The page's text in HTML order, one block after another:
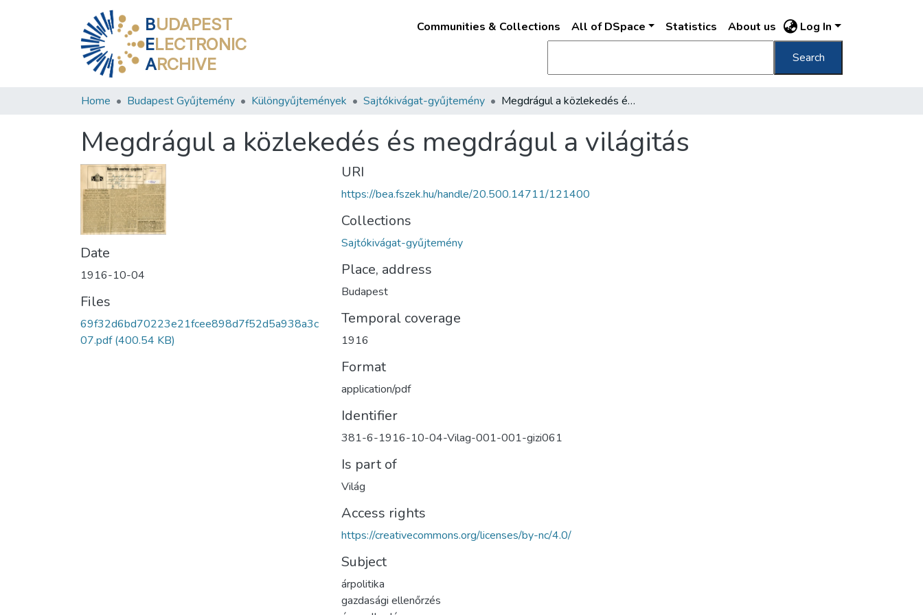
BUDAPEST
ELECTRONIC
ARCHIVE
Communities & Collections All of DSpace Statistics About us Log In
Search
Home Budapest Gyűjtemény Különgyűjtemények Sajtókivágat-gyűjtemény Megdrágul a közlekedés és megdrágul a világitás
Megdrágul a közlekedés és megdrágul a világitás
Date
1916-10-04
Files
69f32d6bd70223e21fcee898d7f52d5a938a3c
07.pdf(400.54 KB)
URI
https://bea.fszek.hu/handle/20.500.14711/121400
Collections
Sajtókivágat-gyűjtemény
Place, address
Budapest
Temporal coverage
1916
Format
application/pdf
Identifier
381-6-1916-10-04-Vilag-001-001-gizi061
Is part of
Világ
Access rights
https://creativecommons.org/licenses/by-nc/4.0/
Subject
árpolitika
gazdasági ellenőrzés